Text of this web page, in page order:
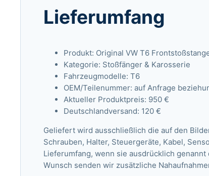
Lieferumfang
Produkt: Original VW T6
Kategorie: Stoßfänger & Karosserie
Fahrzeugmodelle: T6
OEM/Teilenummer: auf Anfrage
Aktueller Produktpreis: 950 €
Deutschlandversand: 120 €
Geliefert wird ausschließlich die auf den
Schrauben, Halter, Steuergeräte, Kabel,
Lieferumfang, wenn sie ausdrücklich
Wunsch senden wir zusätzliche